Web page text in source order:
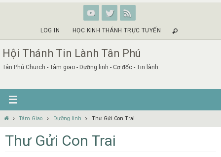
LOG IN HỌC KINH THÁNH TRỰC TUYẾN
Hội Thánh Tin Lành Tân Phú
Tân Phú Church - Tâm giao - Dưỡng linh - Cơ đốc - Tin lành
HomeTâm Giao Dưỡng linh Thư Gửi Con Trai
Thư Gửi Con Trai